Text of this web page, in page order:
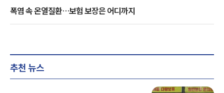
폭염 속 온열질환…보험 보장은 어디까지
추천 뉴스